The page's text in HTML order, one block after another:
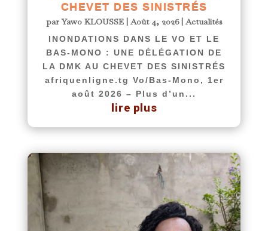
CHEVET DES SINISTRÉS
parYawo KLOUSSE|Août 4, 2026|Actualités
INONDATIONS DANS LE VO ET LE
BAS-MONO : UNE DÉLÉGATION DE
LA DMK AU CHEVET DES SINISTRÉS
afriquenligne.tg Vo/Bas-Mono, 1er
août 2026 – Plus d’un...
lire plus